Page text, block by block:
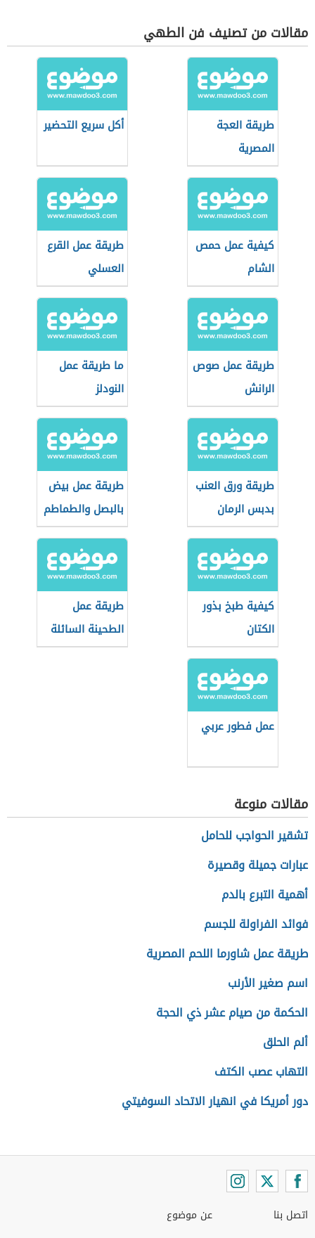
مقالات من تصنيف فن الطهي
طريقة العجة
المصرية
أكل سريع التحضير
كيفية عمل حمص
الشام
طريقة عمل القرع
العسلي
طريقة عمل صوص
الرانش
ما طريقة عمل
النودلز
طريقة ورق العنب
بدبس الرمان
طريقة عمل بيض
بالبصل والطماطم
كيفية طبخ بذور
الكتان
طريقة عمل
الطحينة السائلة
للفلافل
عمل فطور عربي
مقالات منوعة
تشقير الحواجب للحامل
عبارات جميلة وقصيرة
أهمية التبرع بالدم
فوائد الفراولة للجسم
طريقة عمل شاورما اللحم المصرية
اسم صغير الأرنب
الحكمة من صيام عشر ذي الحجة
ألم الحلق
التهاب عصب الكتف
دور أمريكا في انهيار الاتحاد السوفيتي
اتصل بنا
عن موضوع